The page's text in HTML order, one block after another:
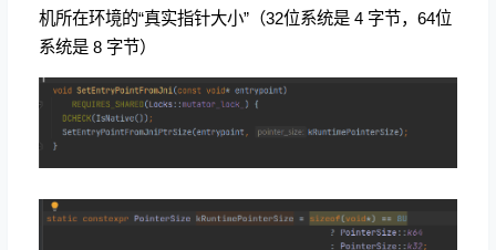
机所在环境的“真实指针大小”（32位系统是 4 字节，64位
系统是 8 字节）